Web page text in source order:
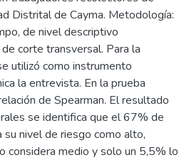
Distrital de Cayma. Metodología:
de nivel descriptivo
corte transversal. Para la
utilizó como instrumento
la entrevista. En la prueba
de Spearman. El resultado
se identifica que el 67% de
nivel de riesgo como alto,
considera medio y solo un 5,5% lo